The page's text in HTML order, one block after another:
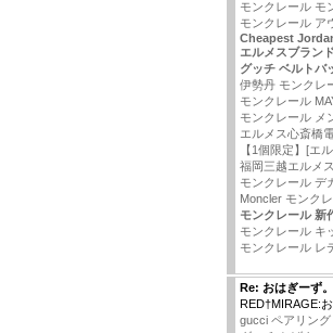
モンクレール モ
モンクレール ア
Cheapest
エルメスブラン
グッチ ベルトバ
伊勢丹 モンクレ
モンクレール
モンクレール メ
エルメス心斎橋
【1個限定】[エ
福岡三越エルメ
モンクレール デ
Moncler モンク
モンクレール 新
モンクレール キ
モンクレール レ
Re: おはぎーず。
RED†MIRAGE:
gucci ペアリング